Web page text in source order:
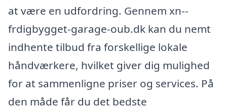
at være en udfordring. Gennem xn--
frdigbygget-garage-oub.dk kan du nemt
indhente tilbud fra forskellige lokale
håndværkere, hvilket giver dig mulighed
for at sammenligne priser og services. På
den måde får du det bedste